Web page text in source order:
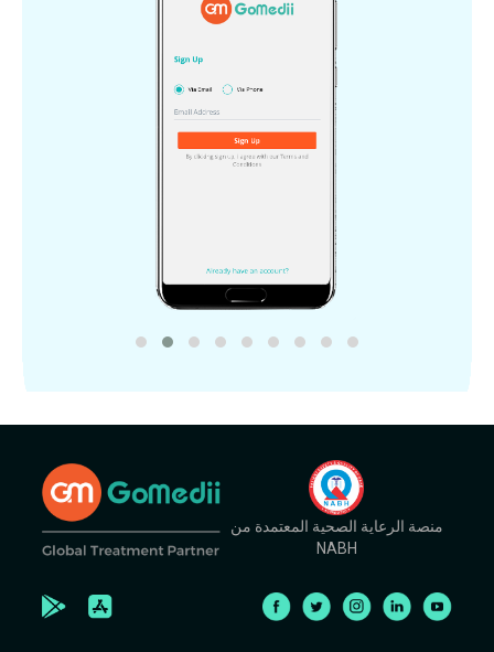
منصة الرعاية الصحية المعتمدة من
NABH